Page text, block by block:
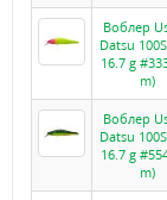
Воблер
Datsu
16.7 g
m)
Воблер
Datsu
16.7 g
m)